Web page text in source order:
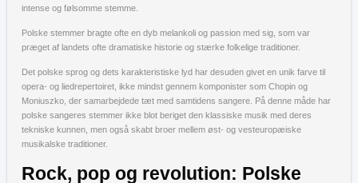
intense og følsomme stemme.
Polske stemmer bragte ofte en dyb melankoli og passion med sig, som var
præget af landets ofte dramatiske historie og stærke folkelige traditioner.
Det polske sprog og dets karakteristiske lyd har desuden givet en unik farve til
opera- og liedrepertoiret, ikke mindst gennem komponister som Chopin og
Moniuszko, der samarbejdede tæt med samtidens sangere. På denne måde har
polske sangeres stemmer ikke blot beriget den klassiske musik med deres
tekniske kunnen, men også skabt broer mellem øst- og vesteuropæiske
musikalske traditioner.
Rock, pop og revolution: Polske